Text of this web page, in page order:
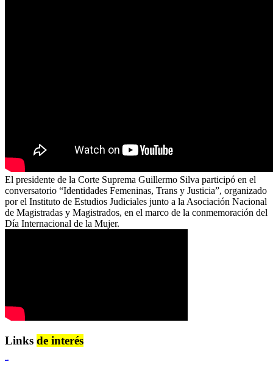
El presidente de la Corte Suprema Guillermo Silva participó en el
conversatorio “Identidades Femeninas, Trans y Justicia”, organizado
por el Instituto de Estudios Judiciales junto a la Asociación Nacional
de Magistradas y Magistrados, en el marco de la conmemoración del
Día Internacional de la Mujer.
Links de interés